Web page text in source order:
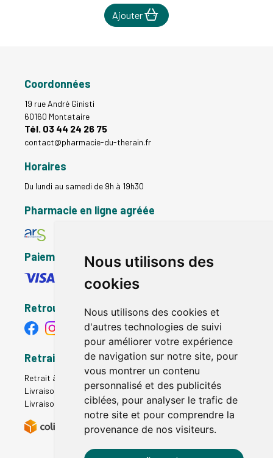
Nous utilisons des
cookies
Nous utilisons des cookies et
d'autres technologies de suivi
pour améliorer votre expérience
de navigation sur notre site, pour
vous montrer un contenu
personnalisé et des publicités
ciblées, pour analyser le trafic de
notre site et pour comprendre la
provenance de nos visiteurs.
Ajouter
Coordonnées
19 rue André Ginisti
60160 Montataire
Tél. 03 44 24 26 75
contact@pharmacie-du-therain.fr
Horaires
Du lundi au samedi de 9h à 19h30
Pharmacie en ligne agréée
Paiement sécurisé
Retrouvez-nous
Retrait - Livraison
Retrait à la pharmacie - Click & Collect
Livraison en Point Relais
Livraison à domicile